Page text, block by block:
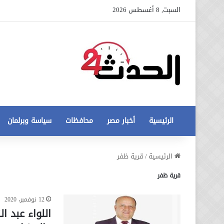
السبت, 8 أغسطس 2026
الرئيسية أخبار مصر محافظات سياسة وبرلمان
الرئيسية/قرية ظفر
قرية ظفر
12 نوفمبر، 2020
اللواء
البناءعاجل تطورات جديدة في